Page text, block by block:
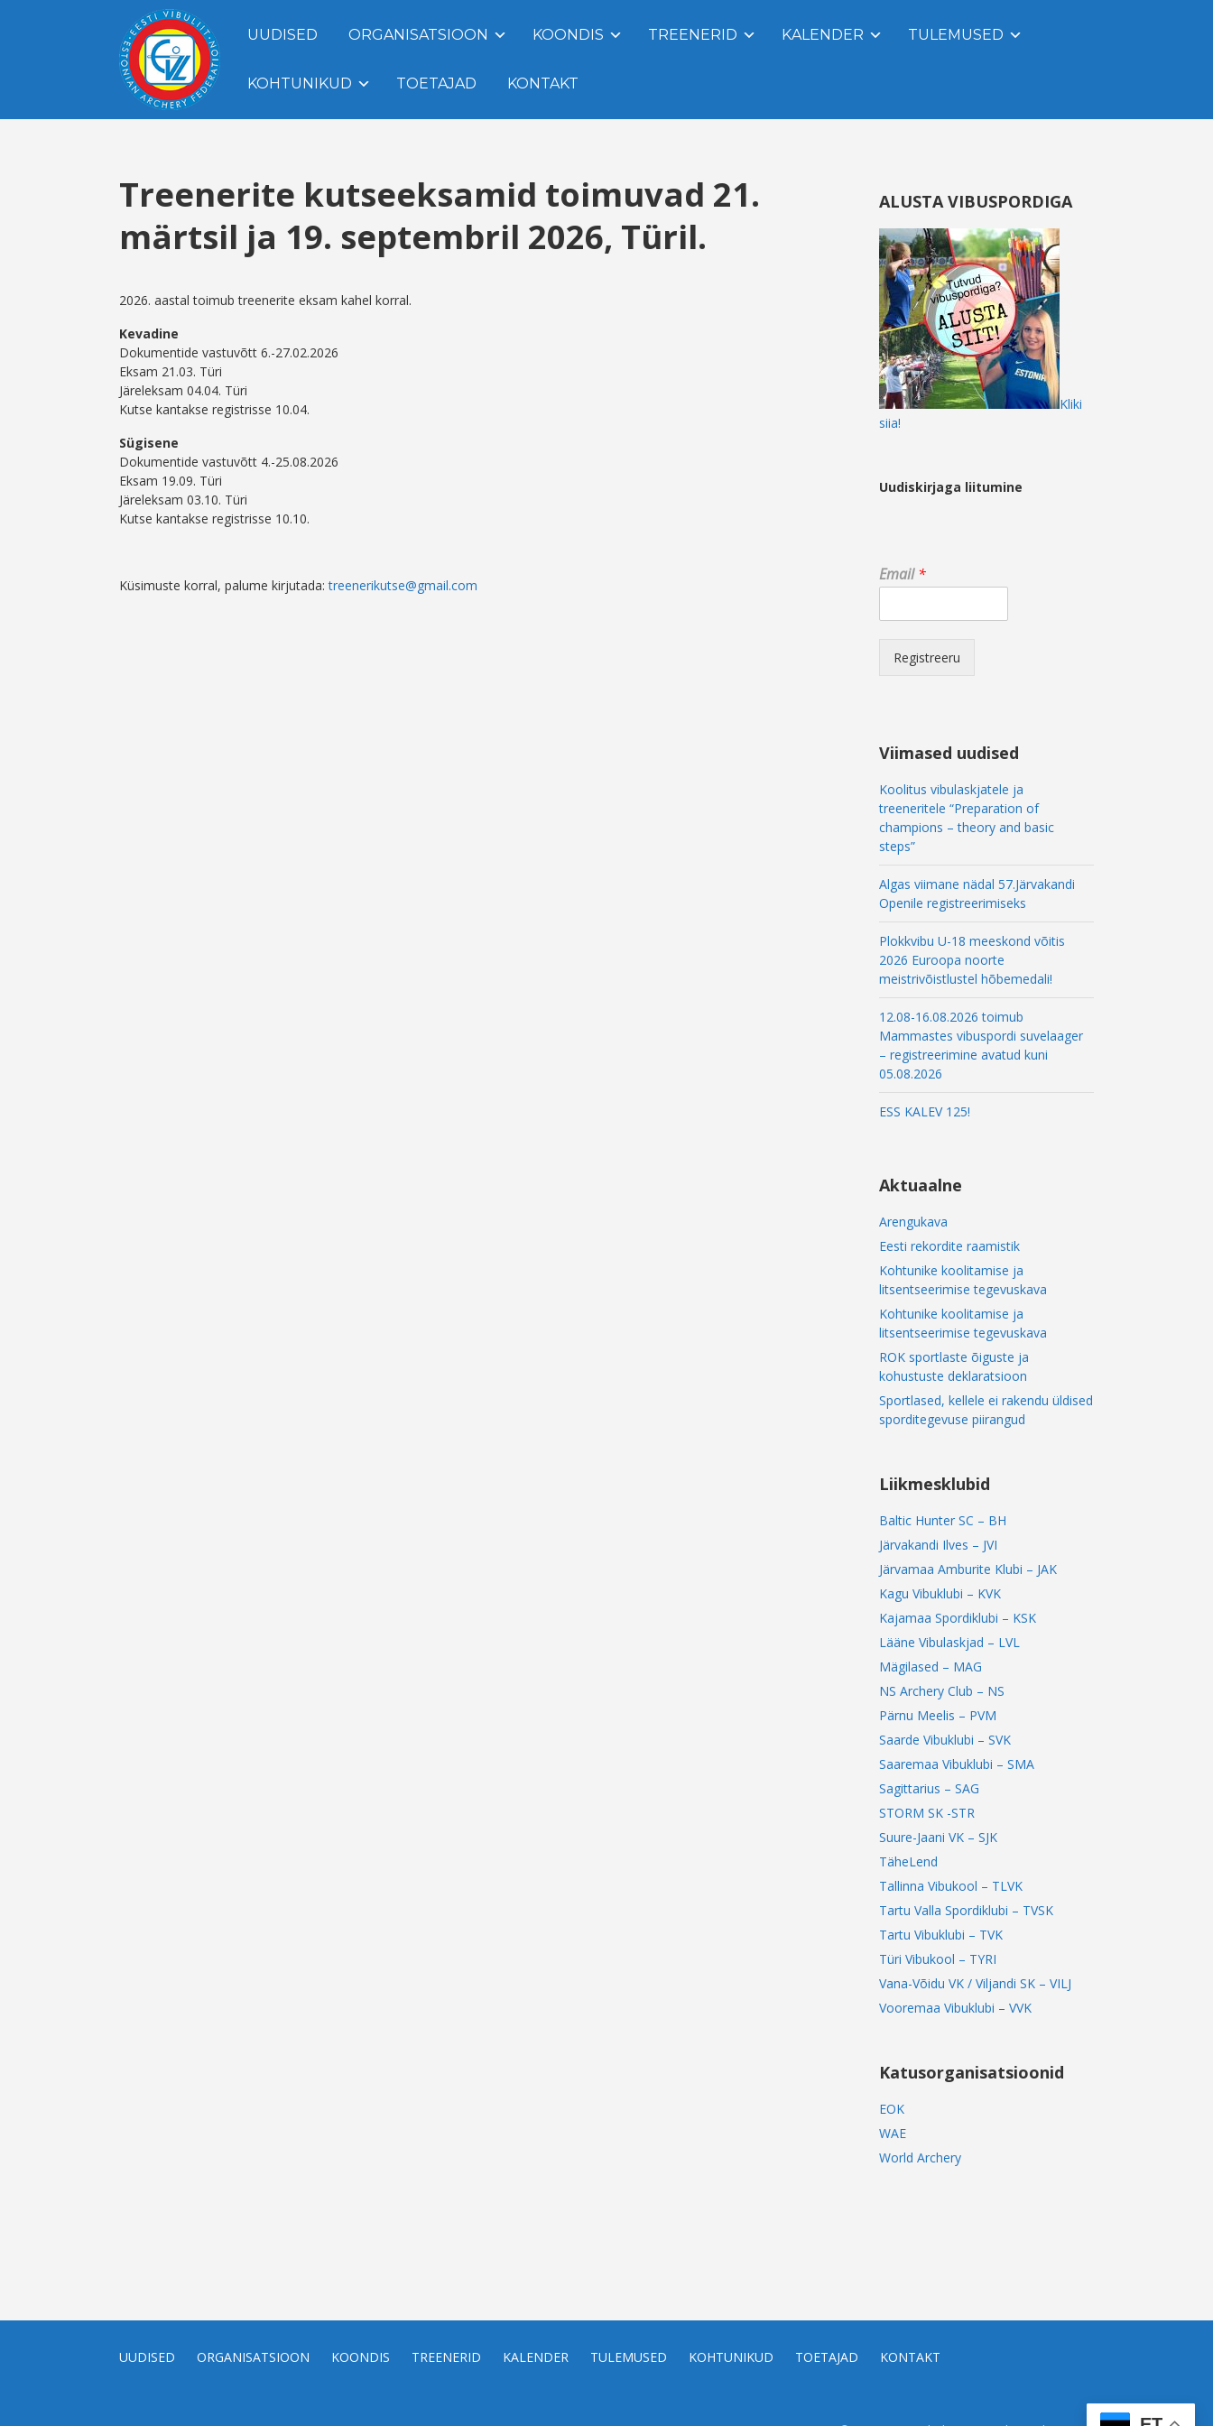
UUDISED ORGANISATSIOON KOONDIS TREENERID KALENDER TULEMUSED
KOHTUNIKUD TOETAJAD KONTAKT
Treenerite kutseeksamid toimuvad 21.
märtsil ja 19. septembril 2026, Türil.
2026. aastal toimub treenerite eksam kahel korral.
Kevadine
Dokumentide vastuvõtt 6.-27.02.2026
Eksam 21.03. Türi
Järeleksam 04.04. Türi
Kutse kantakse registrisse 10.04.
Sügisene
Dokumentide vastuvõtt 4.-25.08.2026
Eksam 19.09. Türi
Järeleksam 03.10. Türi
Kutse kantakse registrisse 10.10.
Küsimuste korral, palume kirjutada:treenerikutse@gmail.com
ALUSTA VIBUSPORDIGA
Kliki
siia!
Uudiskirjaga liitumine
*
E
a
l
Email*
Registreeru
Viimased uudised
Koolitus vibulaskjatele ja
treeneritele “Preparation of
champions – theory and basic
steps”
Algas viimane nädal 57.Järvakandi
Openile registreerimiseks
Plokkvibu U-18 meeskond võitis
2026 Euroopa noorte
meistrivõistlustel hõbemedali!
12.08-16.08.2026 toimub
Mammastes vibuspordi suvelaager
– registreerimine avatud kuni
05.08.2026
ESS KALEV 125!
Aktuaalne
Arengukava
Eesti rekordite raamistik
Kohtunike koolitamise ja
litsentseerimise tegevuskava
Kohtunike koolitamise ja
litsentseerimise tegevuskava
ROK sportlaste õiguste ja
kohustuste deklaratsioon
Sportlased, kellele ei rakendu üldised
sporditegevuse piirangud
Liikmesklubid
Baltic Hunter SC – BH
Järvakandi Ilves – JVI
Järvamaa Amburite Klubi – JAK
Kagu Vibuklubi – KVK
Kajamaa Spordiklubi – KSK
Lääne Vibulaskjad – LVL
Mägilased – MAG
NS Archery Club – NS
Pärnu Meelis – PVM
Saarde Vibuklubi – SVK
Saaremaa Vibuklubi – SMA
Sagittarius – SAG
STORM SK -STR
Suure-Jaani VK – SJK
TäheLend
Tallinna Vibukool – TLVK
Tartu Valla Spordiklubi – TVSK
Tartu Vibuklubi – TVK
Türi Vibukool – TYRI
Vana-Võidu VK / Viljandi SK – VILJ
Vooremaa Vibuklubi – VVK
Katusorganisatsioonid
EOK
WAE
World Archery
UUDISED ORGANISATSIOON KOONDIS TREENERID KALENDER TULEMUSED KOHTUNIKUD TOETAJAD KONTAKT